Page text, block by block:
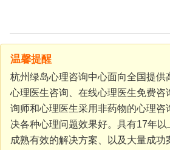
温馨提醒
杭州绿岛心理咨询中心面向全国提供
心理医生咨询、在线心理医生免费咨
询师和心理医生采用非药物的心理咨
决各种心理问题效果好。具有17年以
成熟有效的解决方案、以及大量成功